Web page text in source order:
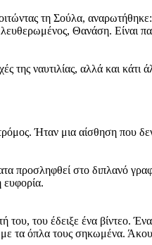
τη Σούλα,
Θανάση. Είναι
της ναυτιλίας, αλλά και κάτι
Ήταν μια αίσθηση που
προσληφθεί στο διπλανό
του έδειξε ένα βίντεο. Ένα
τα όπλα τους σηκωμένα.